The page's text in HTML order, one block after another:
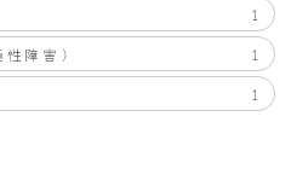
1
障害）
1
1